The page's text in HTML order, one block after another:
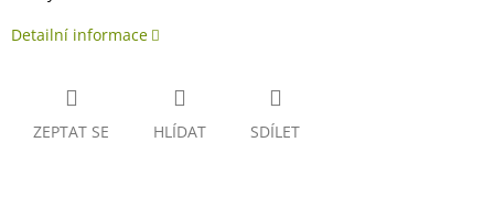
Detailní informace
ZEPTAT SE HLÍDAT SDÍLET